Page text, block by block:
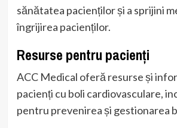
sănătatea pacienților și a sprijini
îngrijirea pacienților.
Resurse pentru pacienți
ACC Medical oferă resurse și
pacienți cu boli cardiovasculare,
pentru prevenirea și gestionarea